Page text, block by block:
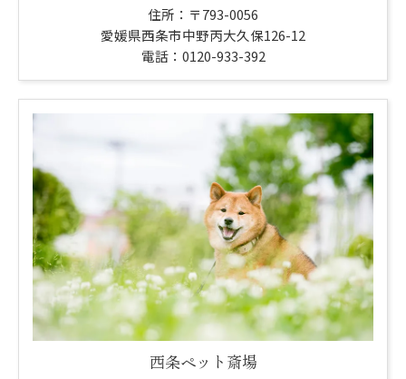
住所：〒793-0056
愛媛県西条市中野丙大久保126-12
電話：0120-933-392
西条ペット斎場